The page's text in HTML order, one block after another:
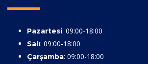
Pazartesi: 09:00-18:00
Salı: 09:00-18:00
Çarşamba: 09:00-18:00